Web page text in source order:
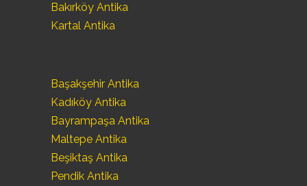
Bakırköy Antika
Kartal Antika
Başakşehir Antika
Kadıköy Antika
Bayrampaşa Antika
Maltepe Antika
Beşiktaş Antika
Pendik Antika